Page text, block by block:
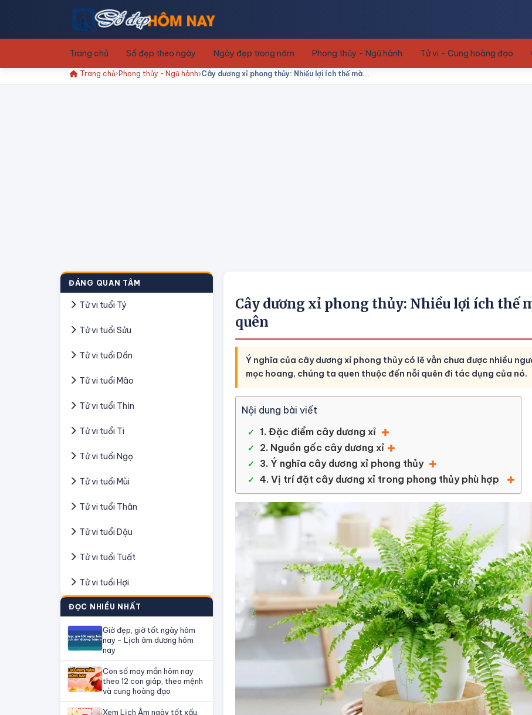
Trang chủ Số đẹp theo ngày Ngày đẹp trong năm Phong thủy - Ngũ hành Tử vi - Cung hoàng đạo
Trang chủ Phong thủy - Ngũ hành Cây dương xỉ phong thủy: Nhiều lợi ích thế mà...
ĐÁNG QUAN TÂM
Tử vi tuổi Tý
Tử vi tuổi Sửu
Tử vi tuổi Dần
Tử vi tuổi Mão
Tử vi tuổi Thìn
Tử vi tuổi Ti
Tử vi tuổi Ngọ
Tử vi tuổi Mùi
Tử vi tuổi Thân
Tử vi tuổi Dậu
Tử vi tuổi Tuất
Tử vi tuổi Hợi
ĐỌC NHIỀU NHẤT
Giờ đẹp, giờ tốt ngày hôm
nay - Lịch âm dương hôm
nay
Con số may mắn hôm nay
theo 12 con giáp, theo mệnh
và cung hoàng đạo
Xem Lịch Âm ngày tốt xấu,
Cây dương xỉ phong thủy: Nhiều lợi ích thế
quên
Ý nghĩa của cây dương xỉ phong thủy có lẽ vẫn chưa được nhiều
mọc hoang, chúng ta quen thuộc đến nỗi quên đi tác dụng của nó.
Nội dung bài viết
1. Đặc điểm cây dương xỉ
2. Nguồn gốc cây dương xỉ
3. Ý nghĩa cây dương xỉ phong thủy
4. Vị trí đặt cây dương xỉ trong phong thủy phù hợp